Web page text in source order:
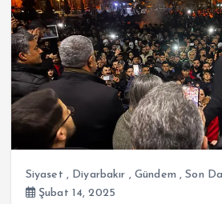
Siyaset , Diyarbakır , Gündem ,Son
Şubat 14, 2025